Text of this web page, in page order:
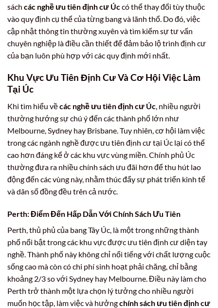
sách các nghề ưu tiên định cư Úccó thể thay đổi tùy thuộc
vào quy định cụ thể của từng bang và lãnh thổ. Do đó, việc
cập nhật thông tin thường xuyên và tìm kiếm sự tư vấn
chuyên nghiệp là điều cần thiết để đảm bảo lộ trình định cư
của bạn luôn phù hợp với các quy định mới nhất.
Khu Vực Ưu Tiên Định Cư Và Cơ Hội Việc Làm
Tại Úc
Khi tìm hiểu vềcác nghề ưu tiên định cư Úc , nhiều người
thường hướng sự chú ý đến các thành phố lớn như
Melbourne, Sydney hay Brisbane. Tuy nhiên, cơ hội làm việc
trong các ngành nghề được ưu tiên định cư tại Úc lại có thể
cao hơn đáng kể ở các khu vực vùng miền. Chính phủ Úc
thường đưa ra nhiều chính sách ưu đãi hơn để thu hút lao
động đến các vùng này, nhằm thúc đẩy sự phát triển kinh tế
và dân số đồng đều trên cả nước.
Perth: Điểm Đến Hấp Dẫn Với Chính Sách Ưu Tiên
Perth, thủ phủ của bang Tây Úc, là một trong những thành
phố nổi bật trong các khu vực được ưu tiên định cư diện tay
nghề. Thành phố này không chỉ nổi tiếng với chất lượng cuộc
sống cao mà còn có chi phí sinh hoạt phải chăng, chỉ bằng
khoảng 2/3 so với Sydney hay Melbourne. Điều này làm cho
Perth trở thành một lựa chọn lý tưởng cho nhiều người
muốn học tập, làm việc và hưởngchính sách ưu tiên định cư